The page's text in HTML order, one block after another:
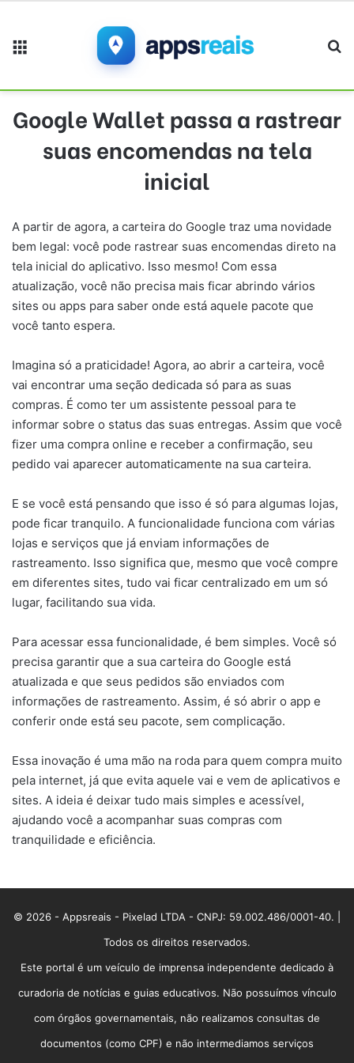
Google Wallet passa a rastrear
suas encomendas na tela
inicial
A partir de agora, a carteira do Google traz uma novidade
bem legal: você pode rastrear suas encomendas direto na
tela inicial do aplicativo. Isso mesmo! Com essa
atualização, você não precisa mais ficar abrindo vários
sites ou apps para saber onde está aquele pacote que
você tanto espera.
Imagina só a praticidade! Agora, ao abrir a carteira, você
vai encontrar uma seção dedicada só para as suas
compras. É como ter um assistente pessoal para te
informar sobre o status das suas entregas. Assim que você
fizer uma compra online e receber a confirmação, seu
pedido vai aparecer automaticamente na sua carteira.
E se você está pensando que isso é só para algumas lojas,
pode ficar tranquilo. A funcionalidade funciona com várias
lojas e serviços que já enviam informações de
rastreamento. Isso significa que, mesmo que você compre
em diferentes sites, tudo vai ficar centralizado em um só
lugar, facilitando sua vida.
Para acessar essa funcionalidade, é bem simples. Você só
precisa garantir que a sua carteira do Google está
atualizada e que seus pedidos são enviados com
informações de rastreamento. Assim, é só abrir o app e
conferir onde está seu pacote, sem complicação.
Essa inovação é uma mão na roda para quem compra muito
pela internet, já que evita aquele vai e vem de aplicativos e
sites. A ideia é deixar tudo mais simples e acessível,
ajudando você a acompanhar suas compras com
tranquilidade e eficiência.
© 2026 - Appsreais - Pixelad LTDA - CNPJ: 59.002.486/0001-40. |
Todos os direitos reservados.
Este portal é um veículo de imprensa independente dedicado à
curadoria de notícias e guias educativos. Não possuímos vínculo
com órgãos governamentais, não realizamos consultas de
documentos (como CPF) e não intermediamos serviços